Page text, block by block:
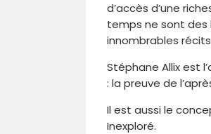
d’accès d’une
temps ne sont des
innombrables
Stéphane Allix est
: la preuve de
Il est aussi le
Inexploré.